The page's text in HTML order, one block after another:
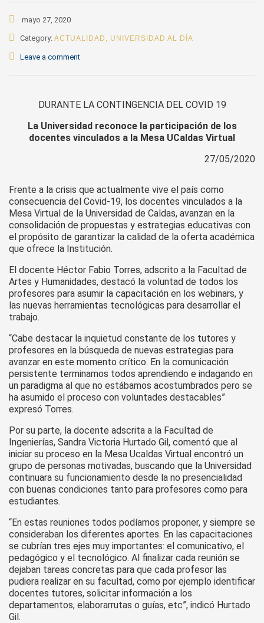
mayo 27, 2020
Category: ACTUALIDAD , UNIVERSIDAD AL DÍA
Leave a comment
DURANTE LA CONTINGENCIA DEL COVID 19
La Universidad reconoce la participación de los
docentes vinculados a la Mesa UCaldas Virtual
27/05/2020
Frente a la crisis que actualmente vive el país como
consecuencia del Covid-19, los docentes vinculados a la
Mesa Virtual de la Universidad de Caldas, avanzan en la
consolidación de propuestas y estrategias educativas con
el propósito de garantizar la calidad de la oferta académica
que ofrece la Institución.
El docente Héctor Fabio Torres, adscrito a la Facultad de
Artes y Humanidades, destacó la voluntad de todos los
profesores para asumir la capacitación en los webinars, y
las nuevas herramientas tecnológicas para desarrollar el
trabajo.
“Cabe destacar la inquietud constante de los tutores y
profesores en la búsqueda de nuevas estrategias para
avanzar en este momento crítico. En la comunicación
persistente terminamos todos aprendiendo e indagando en
un paradigma al que no estábamos acostumbrados pero se
ha asumido el proceso con voluntades destacables”
expresó Torres.
Por su parte, la docente adscrita a la Facultad de
Ingenierías, Sandra Victoria Hurtado Gil, comentó que al
iniciar su proceso en la Mesa Ucaldas Virtual encontró un
grupo de personas motivadas, buscando que la Universidad
continuara su funcionamiento desde la no presencialidad
con buenas condiciones tanto para profesores como para
estudiantes.
“En estas reuniones todos podíamos proponer, y siempre se
consideraban los diferentes aportes. En las capacitaciones
se cubrían tres ejes muy importantes: el comunicativo, el
pedagógico y el tecnológico. Al finalizar cada reunión se
dejaban tareas concretas para que cada profesor las
pudiera realizar en su facultad, como por ejemplo identificar
docentes tutores, solicitar información a los
departamentos, elaborarrutas o guías, etc”, indicó Hurtado
Gil.